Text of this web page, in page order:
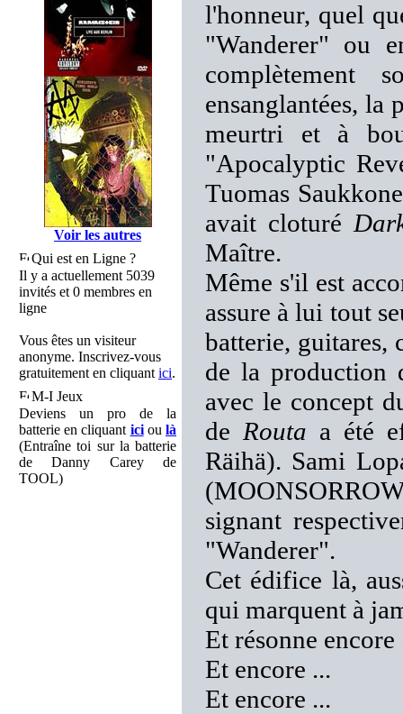
Voir les autres
Qui est en Ligne ?
Il y a actuellement 5039
invités et 0 membres en
ligne
Vous êtes un visiteur
anonyme. Inscrivez-vous
gratuitement en cliquant ici.
M-I Jeux
Deviens un pro de la
batterie en cliquant icioulà
(Entraîne toi sur la batterie
de Danny Carey de
TOOL)
l'honneur, quel
"Wanderer" ou
complètement
ensanglantées, la
meurtri et à
"Apocalyptic
Tuomas
avait cloturé
Maître.
Même s'il est
assure à lui tout
batterie, guitares,
de la production
avec le concept
de Routa a été
Räihä). Sami
signant
"Wanderer".
Cet édifice là,
qui marquent à
Et résonne encore
Et encore ...
Et encore ...